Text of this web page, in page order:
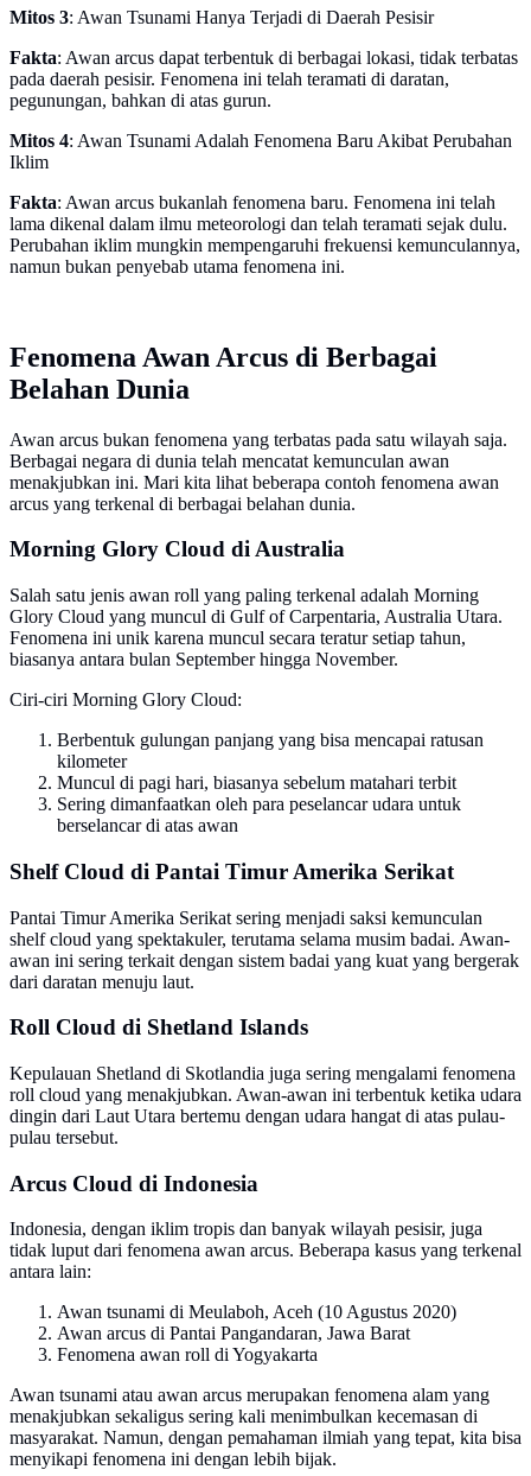
Mitos 3: Awan Tsunami Hanya Terjadi di Daerah Pesisir
Fakta: Awan arcus dapat terbentuk di berbagai lokasi, tidak terbatas
pada daerah pesisir. Fenomena ini telah teramati di daratan,
pegunungan, bahkan di atas gurun.
Mitos 4: Awan Tsunami Adalah Fenomena Baru Akibat Perubahan
Iklim
Fakta: Awan arcus bukanlah fenomena baru. Fenomena ini telah
lama dikenal dalam ilmu meteorologi dan telah teramati sejak dulu.
Perubahan iklim mungkin mempengaruhi frekuensi kemunculannya,
namun bukan penyebab utama fenomena ini.
Fenomena Awan Arcus di Berbagai
Belahan Dunia
Awan arcus bukan fenomena yang terbatas pada satu wilayah saja.
Berbagai negara di dunia telah mencatat kemunculan awan
menakjubkan ini. Mari kita lihat beberapa contoh fenomena awan
arcus yang terkenal di berbagai belahan dunia.
Morning Glory Cloud di Australia
Salah satu jenis awan roll yang paling terkenal adalah Morning
Glory Cloud yang muncul di Gulf of Carpentaria, Australia Utara.
Fenomena ini unik karena muncul secara teratur setiap tahun,
biasanya antara bulan September hingga November.
Ciri-ciri Morning Glory Cloud:
Berbentuk gulungan panjang yang bisa mencapai ratusan
kilometer
Muncul di pagi hari, biasanya sebelum matahari terbit
Sering dimanfaatkan oleh para peselancar udara untuk
berselancar di atas awan
Shelf Cloud di Pantai Timur Amerika Serikat
Pantai Timur Amerika Serikat sering menjadi saksi kemunculan
shelf cloud yang spektakuler, terutama selama musim badai. Awan-
awan ini sering terkait dengan sistem badai yang kuat yang bergerak
dari daratan menuju laut.
Roll Cloud di Shetland Islands
Kepulauan Shetland di Skotlandia juga sering mengalami fenomena
roll cloud yang menakjubkan. Awan-awan ini terbentuk ketika udara
dingin dari Laut Utara bertemu dengan udara hangat di atas pulau-
pulau tersebut.
Arcus Cloud di Indonesia
Indonesia, dengan iklim tropis dan banyak wilayah pesisir, juga
tidak luput dari fenomena awan arcus. Beberapa kasus yang terkenal
antara lain:
Awan tsunami di Meulaboh, Aceh (10 Agustus 2020)
Awan arcus di Pantai Pangandaran, Jawa Barat
Fenomena awan roll di Yogyakarta
Awan tsunami atau awan arcus merupakan fenomena alam yang
menakjubkan sekaligus sering kali menimbulkan kecemasan di
masyarakat. Namun, dengan pemahaman ilmiah yang tepat, kita bisa
menyikapi fenomena ini dengan lebih bijak.